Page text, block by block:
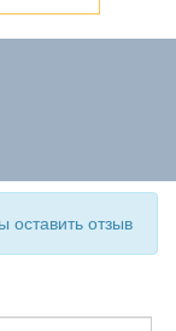
оставить отзыв